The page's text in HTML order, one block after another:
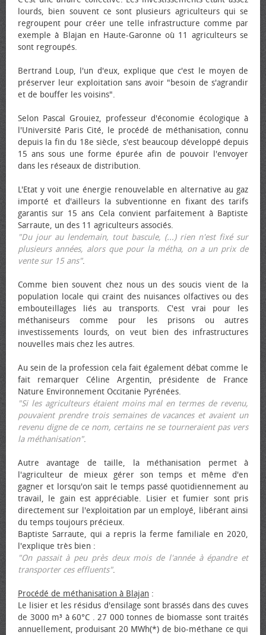
lourds, bien souvent ce sont plusieurs agriculteurs qui se
regroupent pour créer une telle infrastructure comme par
exemple à Blajan en Haute-Garonne où 11 agriculteurs se
sont regroupés.
Bertrand Loup, l'un d'eux, explique que c'est le moyen de
préserver leur exploitation sans avoir "besoin de s'agrandir
et de bouffer les voisins".
Selon Pascal Grouiez, professeur d'économie écologique à
l'Université Paris Cité, le procédé de méthanisation, connu
depuis la fin du 18e siècle, s'est beaucoup développé depuis
15 ans sous une forme épurée afin de pouvoir l'envoyer
dans les réseaux de distribution.
L'Etat y voit une énergie renouvelable en alternative au gaz
importé et d'ailleurs la subventionne en fixant des tarifs
garantis sur 15 ans Cela convient parfaitement à Baptiste
Sarraute, un des 11 agriculteurs associés.
"Du jour au lendemain, tout bascule, (...) rien n'est fixé sur
plusieurs années, alors que pour la métha, on a un prix de
vente sur 15 ans".
Comme bien souvent chez nous un des soucis vient de la
population locale qui craint des nuisances olfactives ou des
embouteillages liés au transports. C'est vrai pour les
méthaniseurs comme pour les prisons ou autres
investissements lourds, on veut bien des infrastructures
nouvelles mais chez les autres.
Au sein de la profession cela fait également débat comme le
fait remarquer Céline Argentin, présidente de France
Nature Environnement Occitanie Pyrénées.
"Si les agriculteurs étaient moins mal en termes de revenu,
pouvaient prendre trois semaines de vacances et avaient un
revenu digne de ce nom, certains ne se tourneraient pas vers
la méthanisation".
Autre avantage de taille, la méthanisation permet à
l'agriculteur de mieux gérer son temps et même d'en
gagner et lorsqu'on sait le temps passé quotidiennement au
travail, le gain est appréciable. Lisier et fumier sont pris
directement sur l'exploitation par un employé, libérant ainsi
du temps toujours précieux.
Baptiste Sarraute, qui a repris la ferme familiale en 2020,
l'explique très bien :
"On passait à peu près deux mois de l'année à épandre et
transporter ces effluents".
Procédé de méthanisation à Blajan :
Le lisier et les résidus d'ensilage sont brassés dans des cuves
de 3000 m³ à 60°C . 27 000 tonnes de biomasse sont traités
annuellement, produisant 20 MWh(*) de bio-méthane ce qui